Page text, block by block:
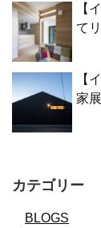
【
て
【
家
カテゴリー
BLOGS